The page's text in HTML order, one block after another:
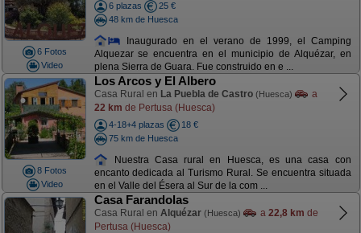
6 Fotos
Video
6 plazas
25 €
48 km de Huesca
Inaugurado en el verano de 1999, el Camping
Alquezar se encuentra en el municipio de Alquézar, en
plena Sierra de Guara. Fue construido en e ...
8 Fotos
Video
Los Arcos y El Albero
Casa Rural en La Puebla de Castro (Huesca)
a
22 km de Pertusa (Huesca)
4-18+4 plazas
18 €
75 km de Huesca
Nuestra Casa rural en Huesca, es una casa con
encanto dedicada al Turismo Rural. Se encuentra situada
en el Valle del Ésera al Sur de la com ...
Casa Farandolas
Casa Rural en Alquézar (Huesca) a 22,8 km de
Pertusa (Huesca)